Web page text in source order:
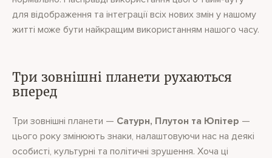
для відображення та інтеграції всіх нових змін у нашому
житті може бути найкращим використанням нашого часу.
Три зовнішні планети рухаються
вперед
Три зовнішні планети — Сатурн, Плутон та Юпітер —
цього року змінюють знаки, налаштовуючи нас на деякі
особисті, культурні та політичні зрушення. Хоча ці